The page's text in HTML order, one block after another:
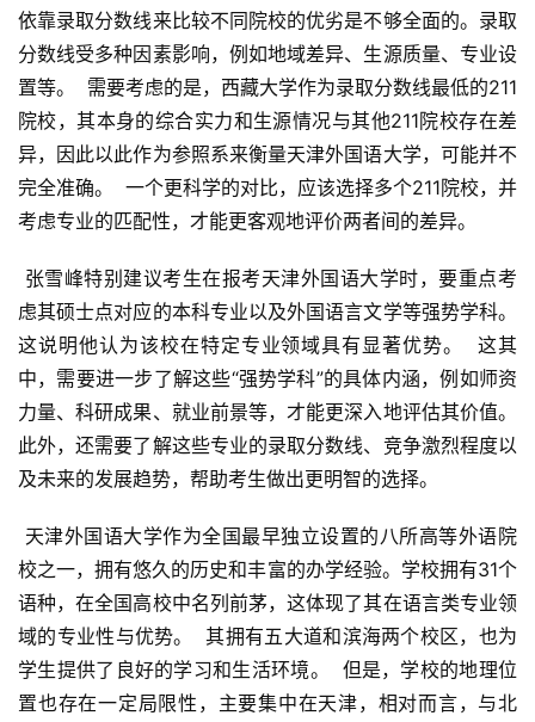
依靠录取分数线来比较不同院校的优劣是不够全面的。录取
分数线受多种因素影响，例如地域差异、生源质量、专业设
置等。  需要考虑的是，西藏大学作为录取分数线最低的211
院校，其本身的综合实力和生源情况与其他211院校存在差
异，因此以此作为参照系来衡量天津外国语大学，可能并不
完全准确。  一个更科学的对比，应该选择多个211院校，并
考虑专业的匹配性，才能更客观地评价两者间的差异。
虑其硕士点对应的本科专业以及外国语言文学等强势学科。
这说明他认为该校在特定专业领域具有显著优势。  这其
中，需要进一步了解这些“强势学科”的具体内涵，例如师资
力量、科研成果、就业前景等，才能更深入地评估其价值。
此外，还需要了解这些专业的录取分数线、竞争激烈程度以
及未来的发展趋势，帮助考生做出更明智的选择。
校之一，拥有悠久的历史和丰富的办学经验。学校拥有31个
语种，在全国高校中名列前茅，这体现了其在语言类专业领
域的专业性与优势。  其拥有五大道和滨海两个校区，也为
学生提供了良好的学习和生活环境。  但是，学校的地理位
置也存在一定局限性，主要集中在天津，相对而言，与北